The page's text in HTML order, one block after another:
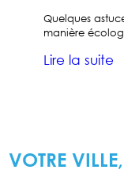
Quelques
manière
Lire la suite
VOTRE